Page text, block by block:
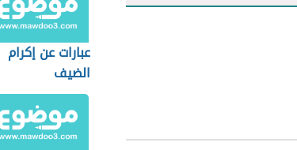
عبارات عن إكرام
الضيف